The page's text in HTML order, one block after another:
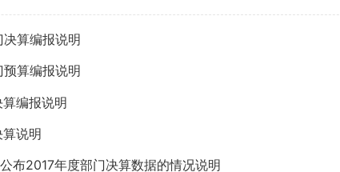
算编报说明
算编报说明
编报说明
说明
布2017年度部门决算数据的情况说明